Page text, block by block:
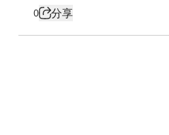
0
分享